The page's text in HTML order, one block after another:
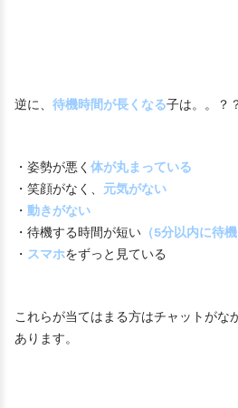
逆に、 待機時間が長くなる子は。。？
・姿勢が悪く 体が丸まっている
・笑顔がなく、 元気がない
・ 動きがない
・待機する時間が短い （5分以内に待
・ スマホをずっと見ている
これらが当てはまる方はチャットがな
あります。